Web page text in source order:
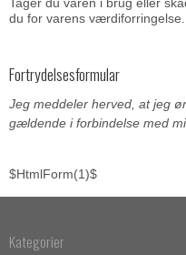
Tager du varen i brug eller
du for varens værdiforringelse.
Fortrydelsesformular
Jeg meddeler herved, at jeg
gældende i forbindelse med
$HtmlForm(1)$
Kategorier